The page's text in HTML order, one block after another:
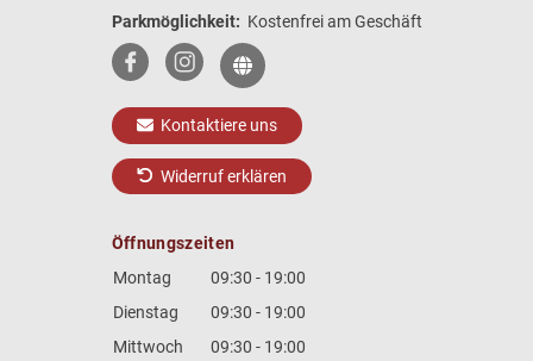
Parkmöglichkeit: Kostenfrei am Geschäft
Kontaktiere uns
Widerruf erklären
Öffnungszeiten
Montag
09:30 - 19:00
Dienstag
09:30 - 19:00
Mittwoch
09:30 - 19:00